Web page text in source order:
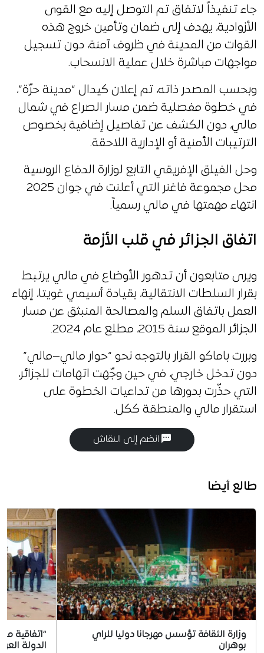
جاء تنفيذاً لاتفاق تم التوصل إليه مع القوى
الأزوادية، يهدف إلى ضمان وتأمين خروج هذه
القوات من المدينة في ظروف آمنة، دون تسجيل
مواجهات مباشرة خلال عملية الانسحاب.
وبحسب المصدر ذاته، تم إعلان كيدال “مدينة حرّة”،
في خطوة مفصلية ضمن مسار الصراع في شمال
مالي، دون الكشف عن تفاصيل إضافية بخصوص
الترتيبات الأمنية أو الإدارية اللاحقة.
وحل الفيلق الإفريقي التابع لوزارة الدفاع الروسية
محل مجموعة فاغنر التي أعلنت في جوان 2025
انتهاء مهمتها في مالي رسمياً.
اتفاق الجزائر في قلب الأزمة
ويرى متابعون أن تدهور الأوضاع في مالي يرتبط
بقرار السلطات الانتقالية، بقيادة أسيمي غويتا، إنهاء
العمل باتفاق السلم والمصالحة المنبثق عن مسار
الجزائر الموقع سنة 2015، مطلع عام 2024.
وبررت باماكو القرار بالتوجه نحو “حوار مالي–مالي”
دون تدخل خارجي، في حين وجّهت اتهامات للجزائر،
التي حذّرت بدورها من تداعيات الخطوة على
استقرار مالي والمنطقة ككل.
انضم إلى النقاش
طالع أيضا
وزارة الثقافة تؤسس مهرجانا دوليا للراي
بوهران
“اتفاقية
الدولة